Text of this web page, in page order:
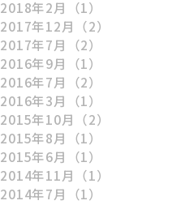
2018年2月
（1）
2017年12月 （2）
2017年7月
（2）
2016年9月
（1）
2016年7月
（2）
2016年3月
（1）
2015年10月 （2）
2015年8月
（1）
2015年6月
（1）
2014年11月 （1）
2014年7月
（1）